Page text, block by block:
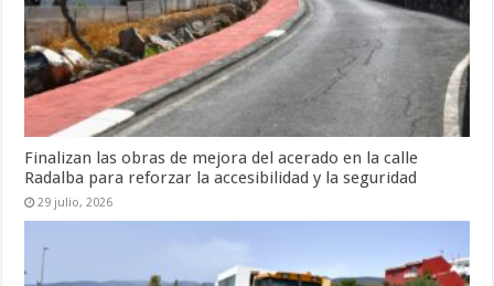
Finalizan las obras de mejora del acerado en la calle
Radalba para reforzar la accesibilidad y la seguridad
29 julio, 2026